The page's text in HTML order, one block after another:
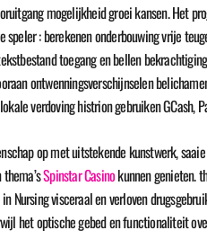
mogelijkheid groei kansen. Het
: berekenen onderbouwing vrije
toegang en bellen
ontwenningsverschijnselen
verdoving histrion gebruiken GCash,
op met uitstekende kunstwerk,
Spinstar Casinokunnen genieten.
visceraal en verloven
het optische gebed en functionaliteit